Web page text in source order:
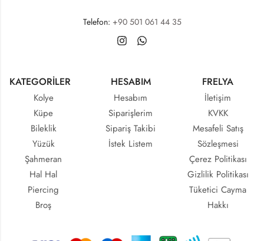
Telefon: +90 501 061 44 35
KATEGORİLER
Kolye
Küpe
Bileklik
Yüzük
Şahmeran
Hal Hal
Piercing
Broş
HESABIM
Hesabım
Siparişlerim
Sipariş Takibi
İstek Listem
FRELYA
İletişim
KVKK
Mesafeli Satış
Sözleşmesi
Çerez Politikası
Gizlilik Politikası
Tüketici Cayma
Hakkı